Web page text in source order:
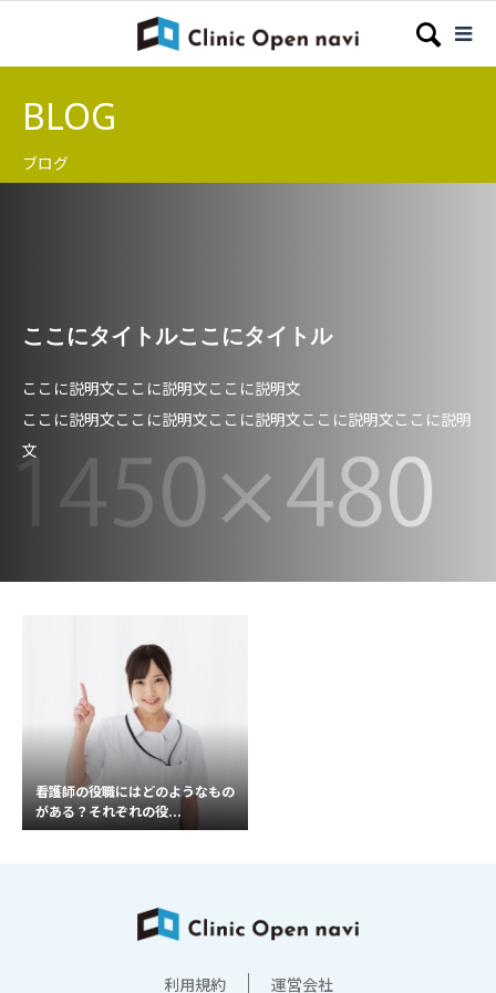
BLOG
ブログ
ここにタイトルここにタイトル
ここに説明文ここに説明文ここに説明文
ここに説明文ここに説明文ここに説明文ここに説明文ここに説明
文
看護師の役職にはどのようなもの
がある？それぞれの役...
利用規約 運営会社